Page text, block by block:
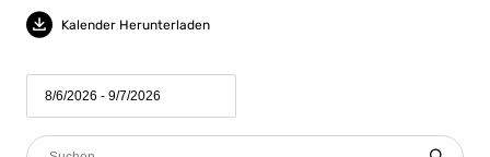
Kalender Herunterladen